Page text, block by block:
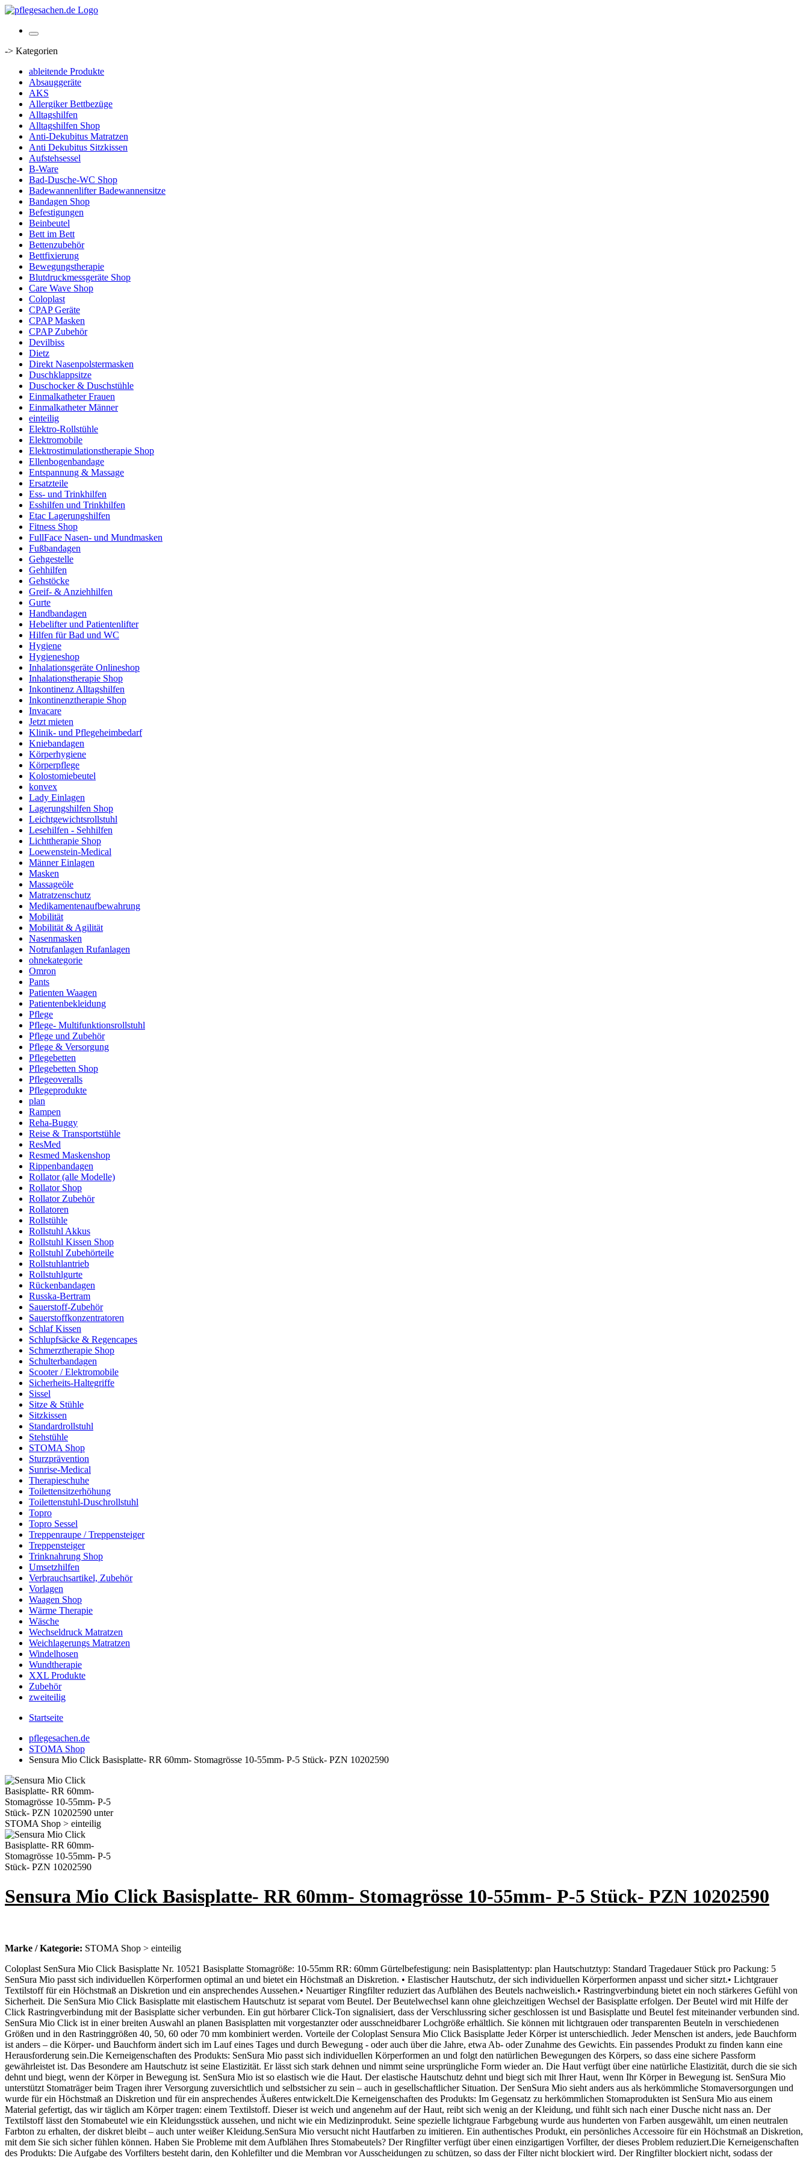
-> Kategorien
ableitende Produkte
Absauggeräte
AKS
Allergiker Bettbezüge
Alltagshilfen
Alltagshilfen Shop
Anti-Dekubitus Matratzen
Anti Dekubitus Sitzkissen
Aufstehsessel
B-Ware
Bad-Dusche-WC Shop
Badewannenlifter Badewannensitze
Bandagen Shop
Befestigungen
Beinbeutel
Bett im Bett
Bettenzubehör
Bettfixierung
Bewegungstherapie
Blutdruckmessgeräte Shop
Care Wave Shop
Coloplast
CPAP Geräte
CPAP Masken
CPAP Zubehör
Devilbiss
Dietz
Direkt Nasenpolstermasken
Duschklappsitze
Duschocker & Duschstühle
Einmalkatheter Frauen
Einmalkatheter Männer
einteilig
Elektro-Rollstühle
Elektromobile
Elektrostimulationstherapie Shop
Ellenbogenbandage
Entspannung & Massage
Ersatzteile
Ess- und Trinkhilfen
Esshilfen und Trinkhilfen
Etac Lagerungshilfen
Fitness Shop
FullFace Nasen- und Mundmasken
Fußbandagen
Gehgestelle
Gehhilfen
Gehstöcke
Greif- & Anziehhilfen
Gurte
Handbandagen
Hebelifter und Patientenlifter
Hilfen für Bad und WC
Hygiene
Hygieneshop
Inhalationsgeräte Onlineshop
Inhalationstherapie Shop
Inkontinenz Alltagshilfen
Inkontinenztherapie Shop
Invacare
Jetzt mieten
Klinik- und Pflegeheimbedarf
Kniebandagen
Körperhygiene
Körperpflege
Kolostomiebeutel
konvex
Lady Einlagen
Lagerungshilfen Shop
Leichtgewichtsrollstuhl
Lesehilfen - Sehhilfen
Lichttherapie Shop
Loewenstein-Medical
Männer Einlagen
Masken
Massageöle
Matratzenschutz
Medikamentenaufbewahrung
Mobilität
Mobilität & Agilität
Nasenmasken
Notrufanlagen Rufanlagen
ohnekategorie
Omron
Pants
Patienten Waagen
Patientenbekleidung
Pflege
Pflege- Multifunktionsrollstuhl
Pflege und Zubehör
Pflege & Versorgung
Pflegebetten
Pflegebetten Shop
Pflegeoveralls
Pflegeprodukte
plan
Rampen
Reha-Buggy
Reise & Transportstühle
ResMed
Resmed Maskenshop
Rippenbandagen
Rollator (alle Modelle)
Rollator Shop
Rollator Zubehör
Rollatoren
Rollstühle
Rollstuhl Akkus
Rollstuhl Kissen Shop
Rollstuhl Zubehörteile
Rollstuhlantrieb
Rollstuhlgurte
Rückenbandagen
Russka-Bertram
Sauerstoff-Zubehör
Sauerstoffkonzentratoren
Schlaf Kissen
Schlupfsäcke & Regencapes
Schmerztherapie Shop
Schulterbandagen
Scooter / Elektromobile
Sicherheits-Haltegriffe
Sissel
Sitze & Stühle
Sitzkissen
Standardrollstuhl
Stehstühle
STOMA Shop
Sturzprävention
Sunrise-Medical
Therapieschuhe
Toilettensitzerhöhung
Toilettenstuhl-Duschrollstuhl
Topro
Topro Sessel
Treppenraupe / Treppensteiger
Treppensteiger
Trinknahrung Shop
Umsetzhilfen
Verbrauchsartikel, Zubehör
Vorlagen
Waagen Shop
Wärme Therapie
Wäsche
Wechseldruck Matratzen
Weichlagerungs Matratzen
Windelhosen
Wundtherapie
XXL Produkte
Zubehör
zweiteilig
Startseite
pflegesachen.de
STOMA Shop
Sensura Mio Click Basisplatte- RR 60mm- Stomagrösse 10-55mm- P-5 Stück- PZN 10202590
Sensura Mio Click Basisplatte- RR 60mm- Stomagrösse 10-55mm- P-5 Stück- PZN 10202590
Marke / Kategorie: STOMA Shop > einteilig
Coloplast SenSura Mio Click Basisplatte Nr. 10521 Basisplatte Stomagröße: 10-55mm RR: 60mm Gürtelbefestigung: nein Basisplattentyp: plan Hautschutztyp: Standard Tragedauer Stück pro Packung: 5
SenSura Mio passt sich individuellen Körperformen optimal an und bietet ein Höchstmaß an Diskretion. • Elastischer Hautschutz, der sich individuellen Körperformen anpasst und sicher sitzt.• Lichtgrauer
Textilstoff für ein Höchstmaß an Diskretion und ein ansprechendes Aussehen.• Neuartiger Ringfilter reduziert das Aufblähen des Beutels nachweislich.• Rastringverbindung bietet ein noch stärkeres Gefühl von
Sicherheit. Die SenSura Mio Click Basisplatte mit elastischem Hautschutz ist separat vom Beutel. Der Beutelwechsel kann ohne gleichzeitigen Wechsel der Basisplatte erfolgen. Der Beutel wird mit Hilfe der
Click Rastringverbindung mit der Basisplatte sicher verbunden. Ein gut hörbarer Click-Ton signalisiert, dass der Verschlussring sicher geschlossen ist und Basisplatte und Beutel fest miteinander verbunden sind.
SenSura Mio Click ist in einer breiten Auswahl an planen Basisplatten mit vorgestanzter oder ausschneidbarer Lochgröße erhältlich. Sie können mit lichtgrauen oder transparenten Beuteln in verschiedenen
Größen und in den Rastringgrößen 40, 50, 60 oder 70 mm kombiniert werden. Vorteile der Coloplast Sensura Mio Click Basisplatte Jeder Körper ist unterschiedlich. Jeder Menschen ist anders, jede Bauchform
ist anders – die Körper- und Bauchform ändert sich im Lauf eines Tages und durch Bewegung - oder auch über die Jahre, etwa Ab- oder Zunahme des Gewichts. Ein passendes Produkt zu finden kann eine
Herausforderung sein.Die Kerneigenschaften des Produkts: SenSura Mio passt sich individuellen Körperformen an und folgt den natürlichen Bewegungen des Körpers, so dass eine sichere Passform
gewährleistet ist. Das Besondere am Hautschutz ist seine Elastizität. Er lässt sich stark dehnen und nimmt seine ursprüngliche Form wieder an. Die Haut verfügt über eine natürliche Elastizität, durch die sie sich
dehnt und biegt, wenn der Körper in Bewegung ist. SenSura Mio ist so elastisch wie die Haut. Der elastische Hautschutz dehnt und biegt sich mit Ihrer Haut, wenn Ihr Körper in Bewegung ist. SenSura Mio
unterstützt Stomaträger beim Tragen ihrer Versorgung zuversichtlich und selbstsicher zu sein – auch in gesellschaftlicher Situation. Der SenSura Mio sieht anders aus als herkömmliche Stomaversorgungen und
wurde für ein Höchstmaß an Diskretion und für ein ansprechendes Äußeres entwickelt.Die Kerneigenschaften des Produkts: Im Gegensatz zu herkömmlichen Stomaprodukten ist SenSura Mio aus einem
Material gefertigt, das wir täglich am Körper tragen: einem Textilstoff. Dieser ist weich und angenehm auf der Haut, reibt sich wenig an der Kleidung, und fühlt sich nach einer Dusche nicht nass an. Der
Textilstoff lässt den Stomabeutel wie ein Kleidungsstück aussehen, und nicht wie ein Medizinprodukt. Seine spezielle lichtgraue Farbgebung wurde aus hunderten von Farben ausgewählt, um einen neutralen
Farbton zu erhalten, der diskret bleibt – auch unter weißer Kleidung.SenSura Mio versucht nicht Hautfarben zu imitieren. Ein authentisches Produkt, ein persönliches Accessoire für ein Höchstmaß an Diskretion,
mit dem Sie sich sicher fühlen können. Haben Sie Probleme mit dem Aufblähen Ihres Stomabeutels? Der Ringfilter verfügt über einen einzigartigen Vorfilter, der dieses Problem reduziert.Die Kerneigenschaften
des Produkts: Die Aufgabe des Vorfilters besteht darin, den Kohlefilter und die Membran vor Ausscheidungen zu schützen, so dass der Filter nicht blockiert wird. Der Ringfilter blockiert nicht, sodass der